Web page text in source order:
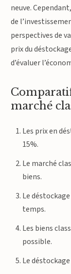
neuve.
de
perspectives de
prix du
d’évaluer
marché
Les prix en
15%.
Le marché
biens.
Le
temps.
Les biens
possible.
Le